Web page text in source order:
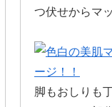
つ伏せからマ
脚もおしりも